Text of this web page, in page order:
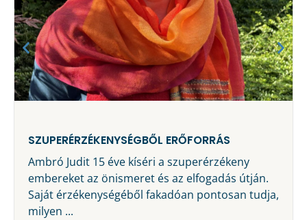
SZUPERÉRZÉKENYSÉGBŐL ERŐFORRÁS
Ambró Judit 15 éve kíséri a szuperérzékeny
embereket az önismeret és az elfogadás útján.
Saját érzékenységéből fakadóan pontosan tudja,
milyen ...